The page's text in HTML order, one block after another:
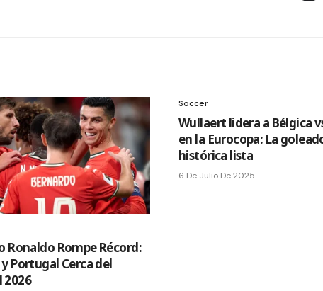
Ronaldo Rompe Récord:
Portugal Cerca del
2026
Soccer
Wullaert lidera a Bélgica
en la Eurocopa: La
histórica lista
6 De Julio De 2025